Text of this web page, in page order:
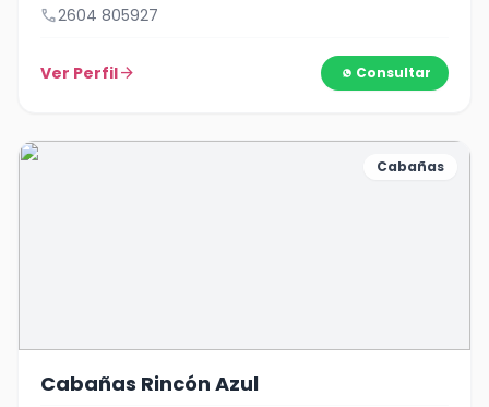
call2604 805927
Ver Perfilarrow_forward Consultar
Cabañas
Cabañas Rincón Azul